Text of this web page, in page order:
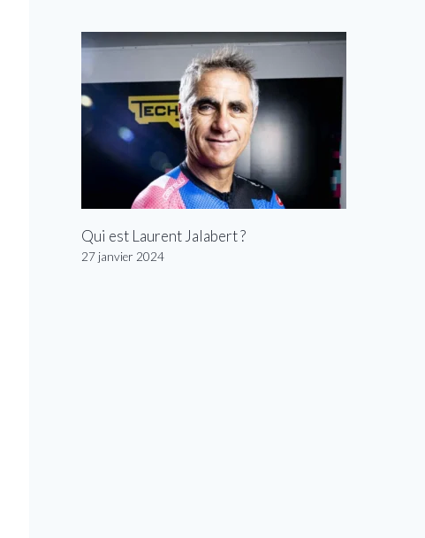
Qui est Laurent Jalabert ?
27 janvier 2024